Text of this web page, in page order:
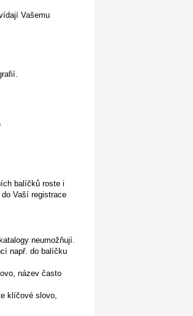
Vašemu
balíčků roste i
Vaší registrace
neumožňují.
např. do balíčku
název často
klíčové slovo,